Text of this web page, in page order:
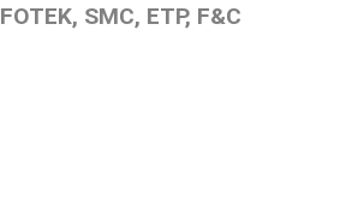
SMC, ETP, F&C